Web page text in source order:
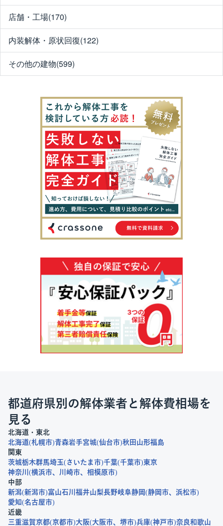
店舗・工場(170)
内装解体・原状回復(122)
その他の建物(599)
都道府県別の解体業者と解体費相場を
見る
北海道・東北
北海道 札幌市 青森岩手宮城 仙台市 秋田 山形福島
関東
茨城栃木群馬埼玉 さいたま市 千葉 千葉市 東京
神奈川
横浜市 川崎市
相模原市
中部
新潟 新潟市 富山石川 福井山梨長野岐阜静岡 静岡市
浜松市
愛知 名古屋市
近畿
三重滋賀京都 京都市 大阪 大阪市 堺市 兵庫 神戸市 奈良和歌山